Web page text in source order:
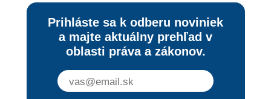
Prihláste sa k odberu noviniek
a majte aktuálny prehľad v
oblasti práva a zákonov.